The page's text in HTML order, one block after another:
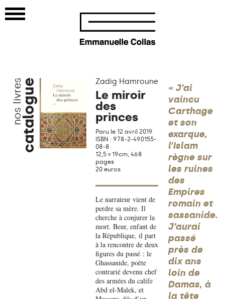
nos livrescatalogue Zadig Hamroune
Le miroir
des
princes
Paru le 12 avril 2019
ISBN : 978-2-490155-
08-8
12,5 × 19cm, 468
pages
20 euros
Le narrateur vient de
perdre sa mère. Il
cherche à conjurer la
mort. Beur, enfant de
la République, il part
à la rencontre de deux
figures du passé : le
Ghassanide, poète
contrarié devenu chef
des armées du calife
Abd el-Malek, et
« J’ai
vaincu
Carthage
et son
exarque,
l’Islam
règne sur
les ruines
des
Empires
romain et
sassanide.
J’aurai
passé
près de
dix ans
loin de
Damas, à
la tête